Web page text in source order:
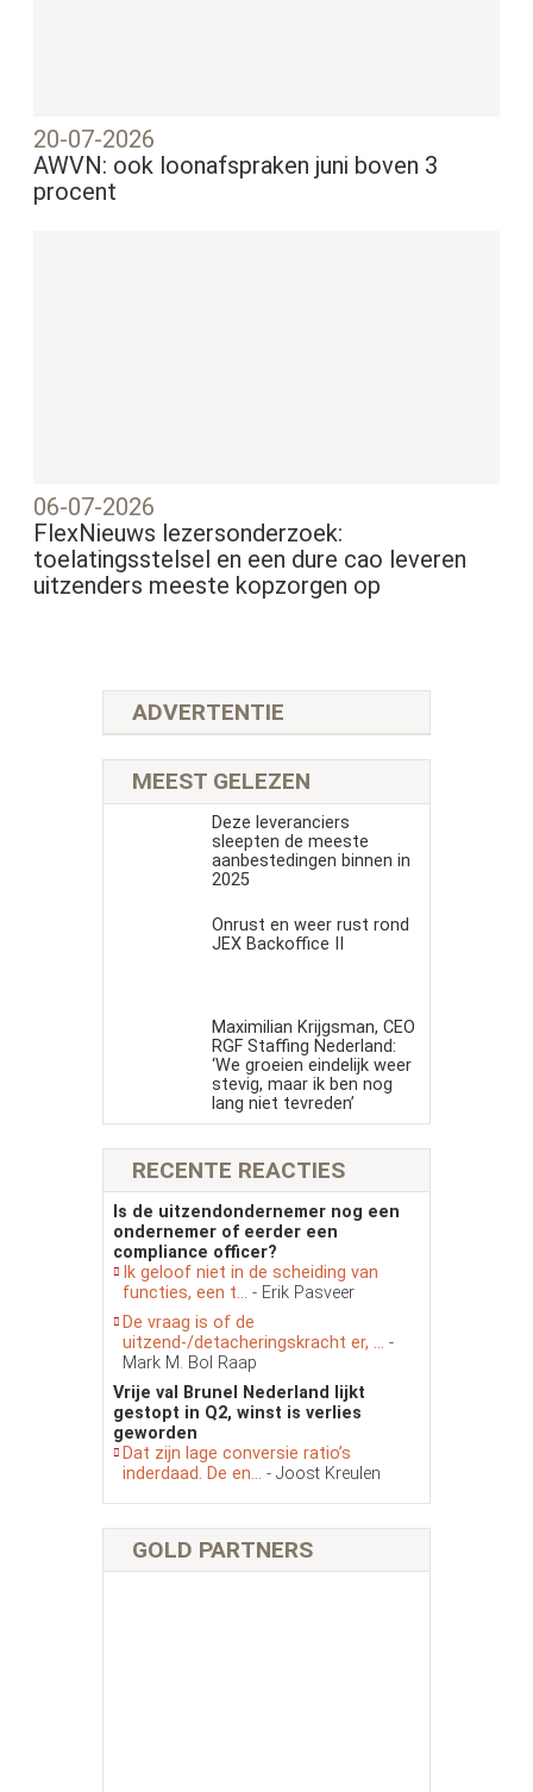
20-07-2026
AWVN: ook loonafspraken juni boven 3
procent
06-07-2026
FlexNieuws lezersonderzoek:
toelatingsstelsel en een dure cao leveren
uitzenders meeste kopzorgen op
ADVERTENTIE
MEEST GELEZEN
Deze leveranciers
sleepten de meeste
aanbestedingen binnen in
2025
Onrust en weer rust rond
JEX Backoffice II
Maximilian Krijgsman, CEO
RGF Staffing Nederland:
‘We groeien eindelijk weer
stevig, maar ik ben nog
lang niet tevreden’
RECENTE REACTIES
Is de uitzendondernemer nog een
ondernemer of eerder een
compliance officer?
Ik geloof niet in de scheiding van
functies, een t... - Erik Pasveer
De vraag is of de
uitzend-/detacheringskracht er, ... -
Mark M. Bol Raap
Vrije val Brunel Nederland lijkt
gestopt in Q2, winst is verlies
geworden
Dat zijn lage conversie ratio’s
inderdaad. De en... - Joost Kreulen
GOLD PARTNERS